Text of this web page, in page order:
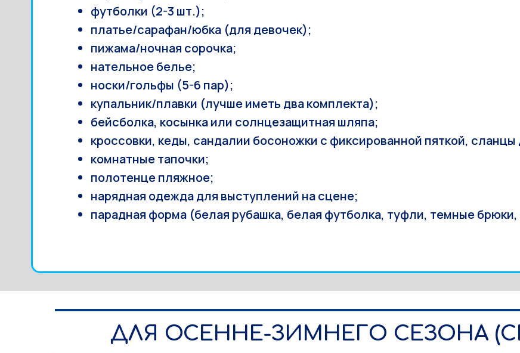
футболки (2-3 шт.);
платье/сарафан/юбка (для девочек);
пижама/ночная сорочка;
нательное белье;
носки/гольфы (5-6 пар);
купальник/плавки (лучше иметь два комплекта);
бейсболка, косынка или солнцезащитная шляпа;
кроссовки, кеды, сандалии босоножки с фиксированной пяткой,
комнатные тапочки;
полотенце пляжное;
нарядная одежда для выступлений на сцене;
парадная форма (белая рубашка, белая футболка, туфли, темные
ДЛЯ ОСЕННЕ-ЗИМНЕГО СЕЗОНА